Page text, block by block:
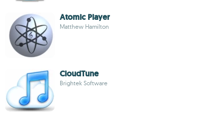
Atomic Player
Matthew Hamilton
CloudTune
Brightek Software